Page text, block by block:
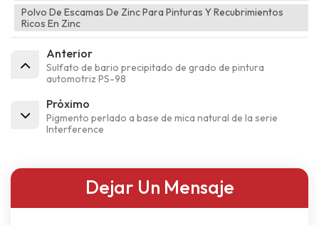
Polvo De Escamas De Zinc Para Pinturas Y Recubrimientos
Ricos En Zinc
Anterior
Sulfato de bario precipitado de grado de pintura
automotriz PS-98
Próximo
Pigmento perlado a base de mica natural de la serie
Interference
Dejar Un Mensaje